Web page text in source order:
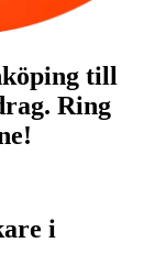
till
Ring
i